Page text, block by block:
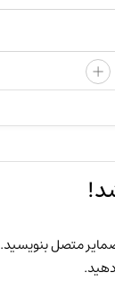
+
متصل بنویسید.